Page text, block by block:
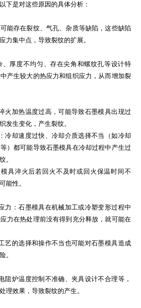
下是对这些原因的具体分析：
能存在裂纹、气孔、杂质等缺陷，这些缺陷
力集中点，导致裂纹的扩展。
厚度不均匀、存在尖角和螺纹孔等设计特
产生较大的热应力和组织应力，从而增加裂
火加热温度过高，可能导致石墨模具出现过
发生变化，产生裂纹。
冷却速度过快、冷却介质选择不当（如冷却
）都可能导致石墨模具在冷却过程中产生过
。
具淬火后若回火不及时或回火保温时间不
能性。
力：石墨模具在机械加工或冷塑变形过程中
力在热处理前没有得到充分释放，就可能在
艺的选择和操作不当也可能对石墨模具造成
。
阻炉温度控制不准确、夹具设计不合理等，
理效果，导致裂纹的产生。